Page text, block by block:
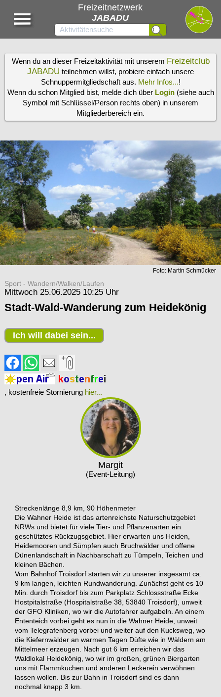
Freizeitnetzwerk
JABADU
Wenn du an dieser Freizeitaktivität mit unserem Freizeitclub
JABADU teilnehmen willst, probiere einfach unsere
Schnuppermitgliedschaft aus. Mehr Infos...!
Wenn du schon Mitglied bist, melde dich über Login(siehe auch
Symbol mit Schlüssel/Person rechts oben) in unserem
Mitgliederbereich ein.
Foto: Martin Schmücker
Sport - Wandern/Walken/Laufen
Mittwoch 25.06.2025 10:25 Uhr
Stadt-Wald-Wanderung zum Heidekönig
Margit
(Event-Leitung)
Ich will dabei sein...
, kostenfreie Stornierung hier...
Streckenlänge 8,9 km, 90 Höhenmeter
Die Wahner Heide ist das artenreichste Naturschutzgebiet
NRWs und bietet für viele Tier- und Pflanzenarten ein
geschütztes Rückzugsgebiet. Hier erwarten uns Heiden,
Heidemooren und Sümpfen auch Bruchwälder und offene
Dünenlandschaft in Nachbarschaft zu Tümpeln, Teichen und
kleinen Bächen.
Vom Bahnhof Troisdorf starten wir zu unserer insgesamt ca.
9 km langen, leichten Rundwanderung. Zunächst geht es 10
Min. durch Troisdorf bis zum Parkplatz Schlossstraße Ecke
Hostpitalstraße (Hospitalstraße 38, 53840 Troisdorf), unweit
der GFO Kliniken, wo wir die Autofahrer aufgabeln. An einem
Ententeich vorbei geht es nun in die Wahner Heide, unweit
vom Telegrafenberg vorbei und weiter auf den Kucksweg, wo
die Kiefernwälder an warmen Tagen Düfte wie in Wäldern am
Mittelmeer erzeugen. Nach gut 6 km erreichen wir das
Waldlokal Heidekönig, wo wir im großen, grünen Biergarten
uns mit Flammkuchen und anderen Leckerein verwöhnen
lassen wollen. Bis zur Bahn in Troisdorf sind es dann
nochmal knapp 3 km.